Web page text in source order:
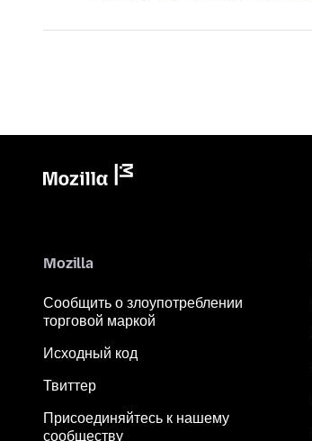
Mozilla
Сообщить о злоупотреблении
торговой маркой
Исходный код
Твиттер
Присоединяйтесь к нашему
сообществу